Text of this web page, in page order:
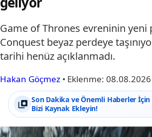
Game of Thrones evreninin yeni
Conquest beyaz perdeye
tarihi henüz açıklanmadı.
Hakan Göçmez • Eklenme:
Son Dakika ve Önemli Haberler
Bizi Kaynak Ekleyin!